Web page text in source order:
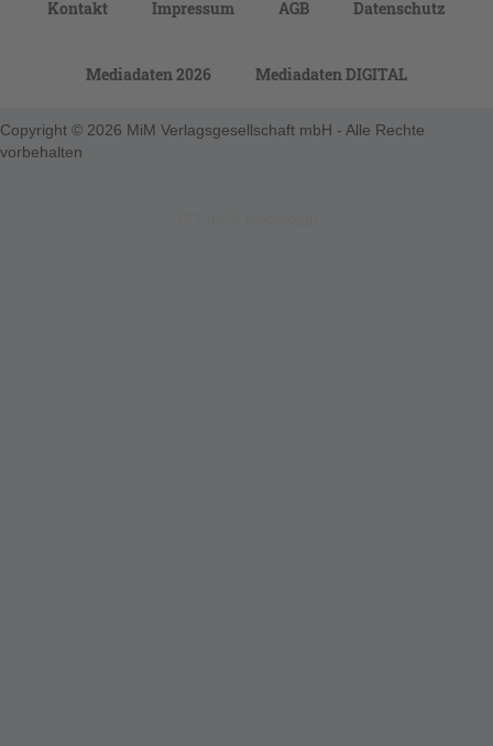
Kontakt Impressum AGB Datenschutz
Mediadaten 2026 Mediadaten DIGITAL
Copyright © 2026 MiM Verlagsgesellschaft mbH - Alle Rechte
vorbehalten